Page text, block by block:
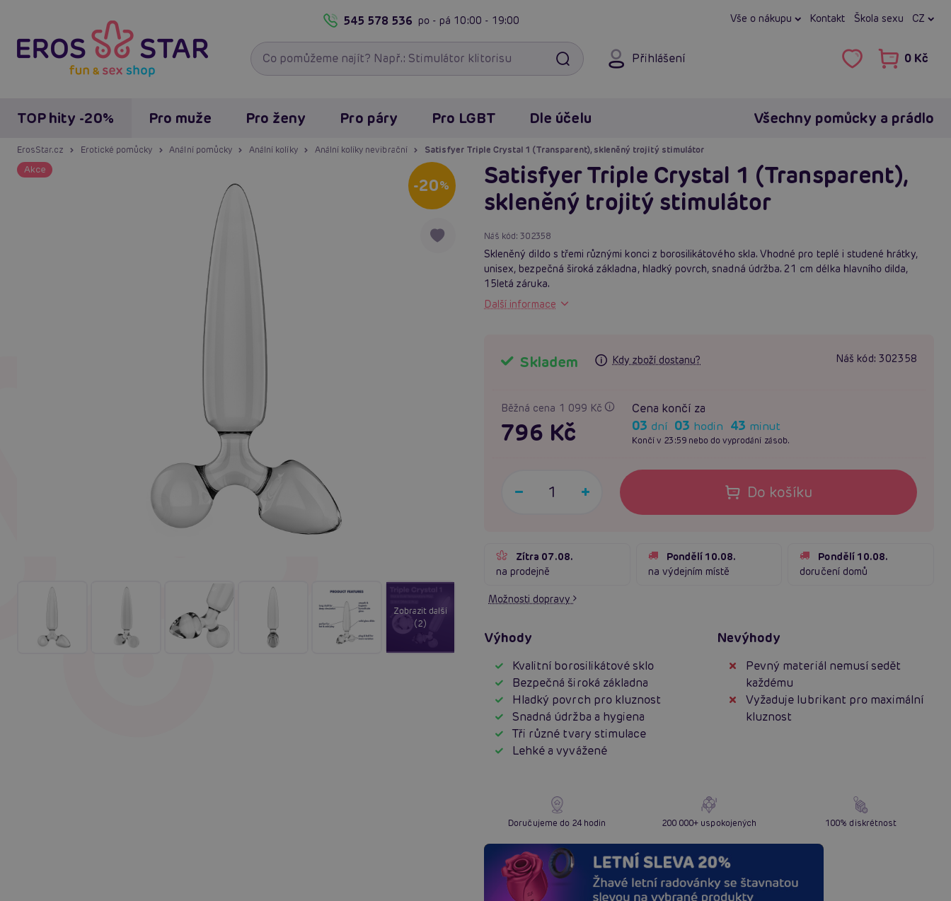
545 578 536 po - pá 10:00 - 19:00 Vše o nákupu Kontakt Škola sexu CZ
Přihlášení 0 Kč
TOP hity -20% Pro muže Pro ženy Pro páry Pro LGBT Dle účelu Všechny pomůcky a prádlo
ErosStar.cz Erotické pomůcky Anální pomůcky Anální kolíky Anální kolíky nevibrační Satisfyer Triple Crystal 1 (Transparent), skleněný trojitý stimulátor
Zobrazit další
(2)
Akce
-20%
Satisfyer Triple Crystal 1 (Transparent),
skleněný trojitý stimulátor
Náš kód:302358
Skleněný dildo s třemi různými konci z borosilikátového skla. Vhodné pro teplé i studené hrátky,
unisex, bezpečná široká základna, hladký povrch, snadná údržba. 21 cm délka hlavního dilda,
15letá záruka.
Další informace
Skladem Kdy zboží dostanu? Náš kód: 302358
Běžná cena 1 099 Kč
796 Kč
Cena končí za
03 dní 03 hodin 43 minut
Končí v 23:59 nebo do vyprodání zásob.
Do košíku
Zítra 07.08.
na prodejně
Pondělí 10.08.
na výdejním místě
Pondělí 10.08.
doručení domů
Možnosti dopravy
Výhody
Kvalitní borosilikátové sklo
Bezpečná široká základna
Hladký povrch pro kluznost
Snadná údržba a hygiena
Tři různé tvary stimulace
Lehké a vyvážené
Nevýhody
Pevný materiál nemusí sedět
každému
Vyžaduje lubrikant pro maximální
kluznost
Doručujeme do 24 hodin 200 000+ uspokojených 100% diskrétnost